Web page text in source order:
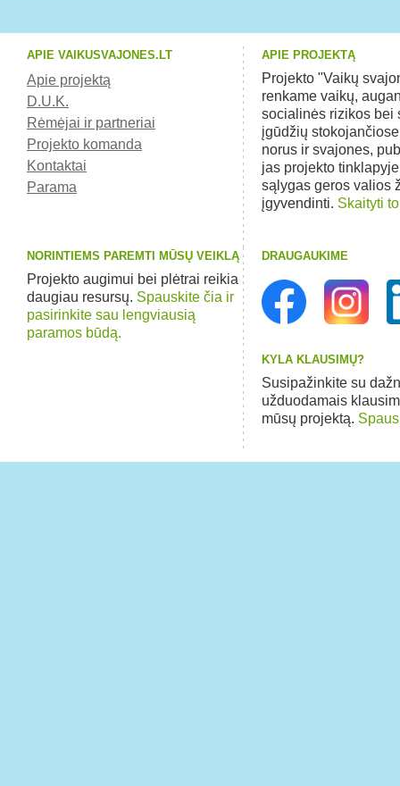
APIE VAIKUSVAJONES.LT
Apie projektą
D.U.K.
Rėmėjai ir partneriai
Projekto komanda
Kontaktai
Parama
APIE PROJEKTĄ
Projekto "Vaikų
renkame vaikų,
socialinės rizikos bei
įgūdžių
norus ir svajones,
jas projekto
sąlygas geros valios
įgyvendinti. Skaityti
NORINTIEMS PAREMTI MŪSŲ VEIKLĄ
Projekto augimui bei plėtrai reikia
daugiau resursų. Spauskite čia ir
pasirinkite sau lengviausią
paramos būdą.
DRAUGAUKIME
KYLA KLAUSIMŲ?
Susipažinkite su
užduodamais
mūsų projektą.